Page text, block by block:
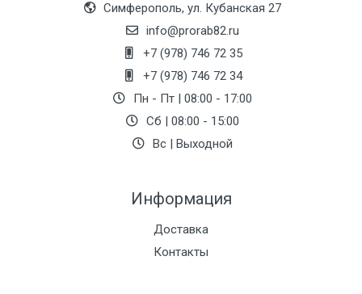
Симферополь, ул. Кубанская 27
info@prorab82.ru
+7 (978) 746 72 35
+7 (978) 746 72 34
Пн - Пт | 08:00 - 17:00
Сб | 08:00 - 15:00
Вс | Выходной
Информация
Доставка
Контакты